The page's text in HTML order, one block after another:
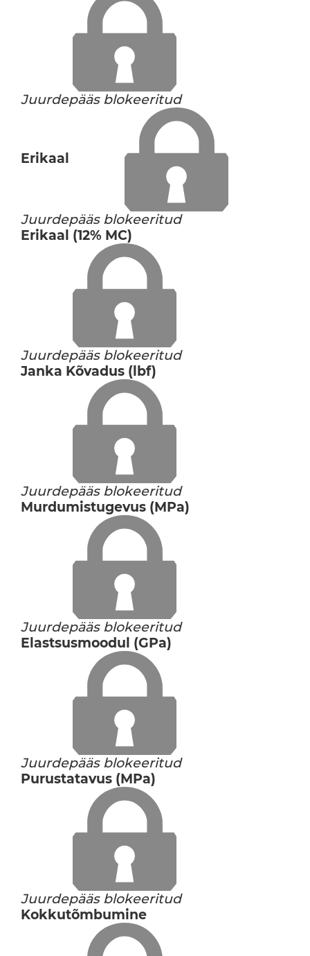
Juurdepääs blokeeritud
Erikaal
Juurdepääs blokeeritud
Erikaal (12% MC)
Juurdepääs blokeeritud
Janka Kõvadus (lbf)
Juurdepääs blokeeritud
Murdumistugevus (MPa)
Juurdepääs blokeeritud
Elastsusmoodul (GPa)
Juurdepääs blokeeritud
Purustatavus (MPa)
Juurdepääs blokeeritud
Kokkutõmbumine